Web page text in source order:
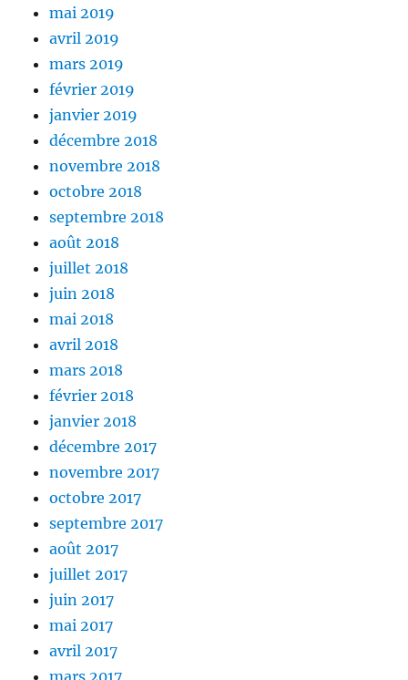
mai 2019
avril 2019
mars 2019
février 2019
janvier 2019
décembre 2018
novembre 2018
octobre 2018
septembre 2018
août 2018
juillet 2018
juin 2018
mai 2018
avril 2018
mars 2018
février 2018
janvier 2018
décembre 2017
novembre 2017
octobre 2017
septembre 2017
août 2017
juillet 2017
juin 2017
mai 2017
avril 2017
mars 2017